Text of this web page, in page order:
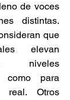
de voces
distintas.
que
elevan
niveles
como para
real. Otros